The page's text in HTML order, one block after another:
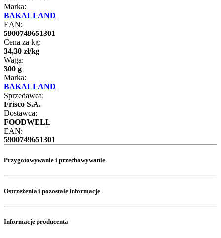
Marka:
BAKALLAND
EAN:
5900749651301
Cena za kg:
34,30 zł/kg
Waga:
300 g
Marka:
BAKALLAND
Sprzedawca:
Frisco S.A.
Dostawca:
FOODWELL
EAN:
5900749651301
Przygotowywanie i przechowywanie
Ostrzeżenia i pozostałe informacje
Informacje producenta